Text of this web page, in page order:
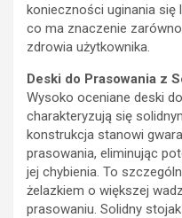
konieczności uginania się
co ma znaczenie
zdrowia użytkownika.
Deski do Prasowania z
Wysoko oceniane deski
charakteryzują się
konstrukcja stanowi
prasowania, eliminując
jej chybienia. To
żelazkiem o większej
prasowaniu. Solidny